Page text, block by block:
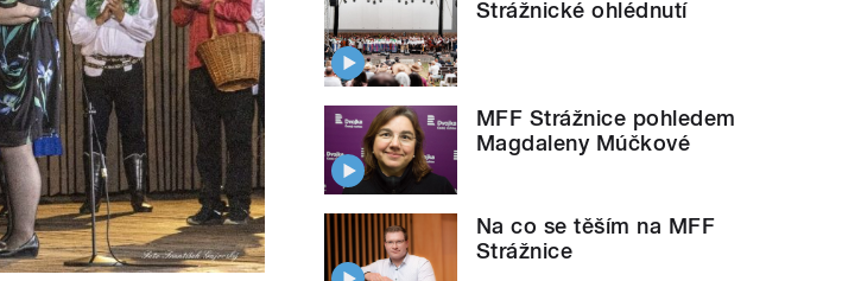
Strážnické ohlédnutí
MFF Strážnice pohledem
Magdaleny Múčkové
Na co se těším na MFF
Strážnice